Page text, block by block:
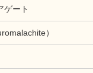
ゲート
）